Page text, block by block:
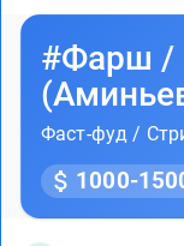
#Фарш /
Фаст-фуд /
1000-